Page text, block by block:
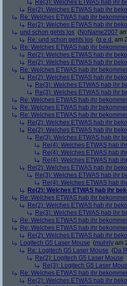
Re(3): Welches ETWAS hab ihr
Re(2): Welches ETWAS hab ihr
Re: Welches ETWAS hab ihr
Re(2): Welches ETWAS hab ihr
und schon gehts los (NoName2007
Re: und schon gehts los (q.e.d. am
Re: Welches ETWAS hab ihr
Re(2): Welches ETWAS hab ihr
Re(2): Welches ETWAS hab ihr
Re: Welches ETWAS hab ihr
Re(2): Welches ETWAS hab ihr
Re(3): Welches ETWAS hab ihr
Re(3): Welches ETWAS hab ihr
Re: Welches ETWAS hab ihr
Re: Welches ETWAS hab ihr
Re: Welches ETWAS hab ihr
Re(2): Welches ETWAS hab ihr
Re(2): Welches ETWAS hab ihr
Re(3): Welches ETWAS hab ihr
Re(4): Welches ETWAS hab
Re(4): Welches ETWAS hab
Re(4): Welches ETWAS hab
Re(2): Welches ETWAS hab ihr
Re(3): Welches ETWAS hab ihr
Re(4): Welches ETWAS hab
Re(2): Welches ETWAS hab ihr
Re: Welches ETWAS hab ihr
Re(2): Welches ETWAS hab ihr
Re(3): Welches ETWAS hab ihr
Re: Welches ETWAS hab ihr
Re: Welches ETWAS hab ihr
Re(2): Welches ETWAS hab ihr
Logitech G5 Laser Mouse (muhrly am
Re: Logitech G5 Laser Mouse (Da
Re(2): Logitech G5 Laser Mouse
Re(3): Logitech G5 Laser
Re: Welches ETWAS hab ihr
Re(2): Welches ETWAS hab ihr